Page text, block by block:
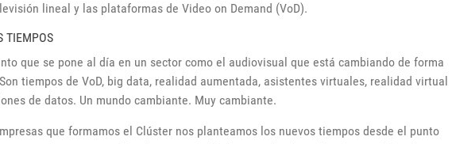
lineal y las plataformas de Video on Demand (VoD).
TIEMPOS
que se pone al día en un sector como el audiovisual que está cambiando de forma
tiempos de VoD, big data, realidad aumentada, asistentes virtuales, realidad virtual
de datos. Un mundo cambiante. Muy cambiante.
que formamos el Clúster nos planteamos los nuevos tiempos desde el punto